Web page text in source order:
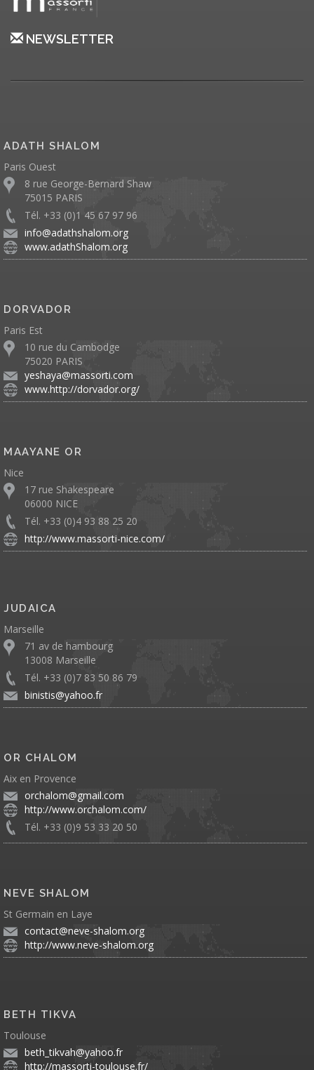
NEWSLETTER
ADATH SHALOM
Paris Ouest
8 rue George-Bernard Shaw
75015 PARIS
Tél. +33 (0)1 45 67 97 96
info@adathshalom.org
www.adathShalom.org
DORVADOR
Paris Est
10 rue du Cambodge
75020 PARIS
yeshaya@massorti.com
www.http://dorvador.org/
MAAYANE OR
Nice
17 rue Shakespeare
06000 NICE
Tél. +33 (0)4 93 88 25 20
http://www.massorti-nice.com/
JUDAICA
Marseille
71 av de hambourg
13008 Marseille
Tél. +33 (0)7 83 50 86 79
binistis@yahoo.fr
OR CHALOM
Aix en Provence
orchalom@gmail.com
http://www.orchalom.com/
Tél. +33 (0)9 53 33 20 50
NEVE SHALOM
St Germain en Laye
contact@neve-shalom.org
http://www.neve-shalom.org
BETH TIKVA
Toulouse
beth_tikvah@yahoo.fr
http://massorti-toulouse.fr/